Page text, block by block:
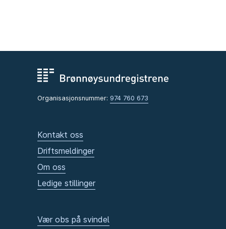
Organisasjonsnummer: 974 760 673
Kontakt oss
Driftsmeldinger
Om oss
Ledige stillinger
Vær obs på svindel